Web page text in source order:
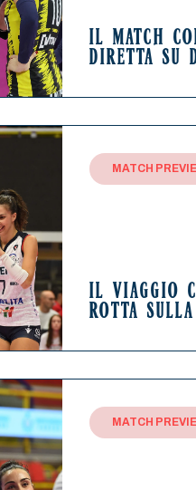
IL MATCH
DIRETTA SU
MATCH
IL VIAGGIO
ROTTA
MATCH